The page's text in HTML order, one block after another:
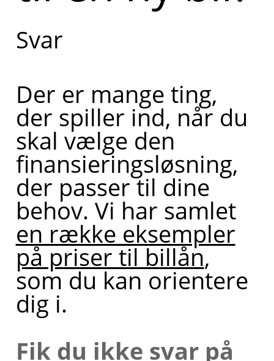
Svar
Der er mange ting,
der spiller ind, når du
skal vælge den
finansieringsløsning,
der passer til dine
behov. Vi har samlet
en række eksempler
på priser til billån,
som du kan orientere
dig i.
Fik du ikke svar på
at låne til
Kan du
fortælle
lidt mere
om, hvad
du har
brug for
hjælp til?